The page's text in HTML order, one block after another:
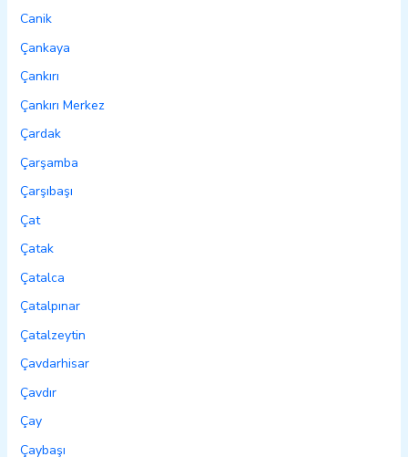
Canik
Çankaya
Çankırı
Çankırı Merkez
Çardak
Çarşamba
Çarşıbaşı
Çat
Çatak
Çatalca
Çatalpınar
Çatalzeytin
Çavdarhisar
Çavdır
Çay
Çaybaşı